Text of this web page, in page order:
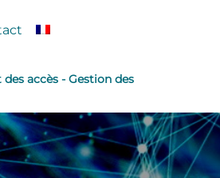
accès - Gestion des